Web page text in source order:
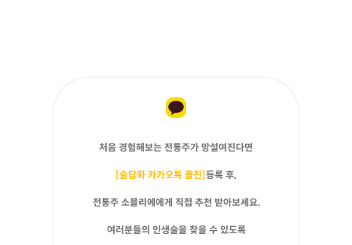
처음 경험해보는 전통주가 망설여진다면
[술담화 카카오톡 플친] 등록 후,
전통주 소믈리에에게 직접 추천 받아보세요.
여러분들의 인생술을 찾을 수 있도록